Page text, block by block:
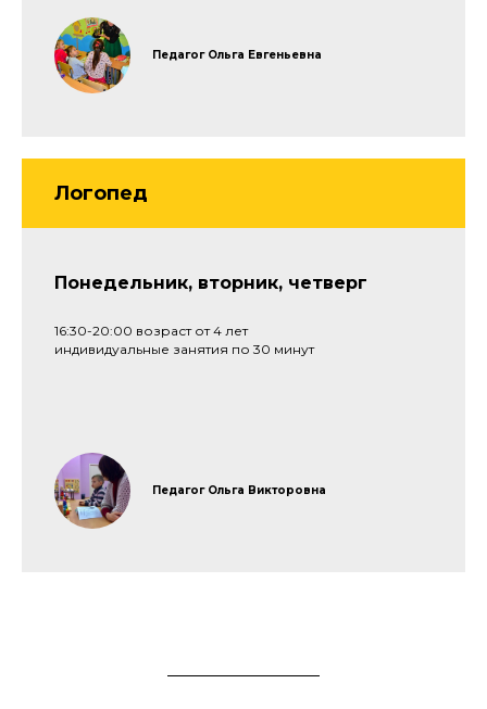
Педагог Ольга Евгеньевна
Логопед
Понедельник, вторник, четверг
16:30-20:00 возраст от 4 лет
индивидуальные занятия по 30 минут
Педагог Ольга Викторовна
Реквизиты Политика конфиденциальности
Адрес
г. Стерлитамак,
ул. Щербакова, 13